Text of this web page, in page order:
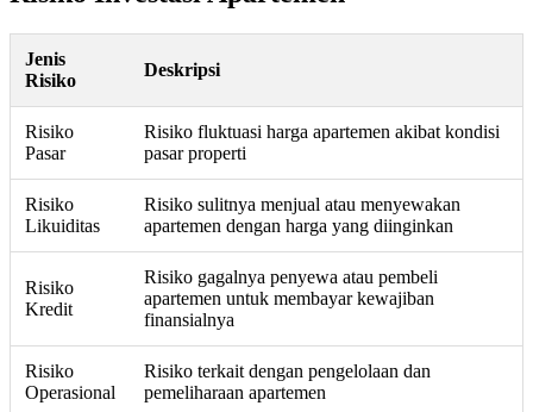
Jenis
Risiko
Deskripsi
Risiko
Pasar
Risiko fluktuasi harga apartemen akibat kondisi
pasar properti
Risiko
Likuiditas
Risiko sulitnya menjual atau menyewakan
apartemen dengan harga yang diinginkan
Risiko
Kredit
Risiko gagalnya penyewa atau pembeli
apartemen untuk membayar kewajiban
finansialnya
Risiko
Operasional
Risiko terkait dengan pengelolaan dan
pemeliharaan apartemen